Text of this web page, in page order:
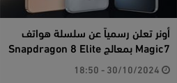
أونر تعلن رسمياً عن سلسلة هواتف
Magic7 بمعالج Snapdragon 8 Elite